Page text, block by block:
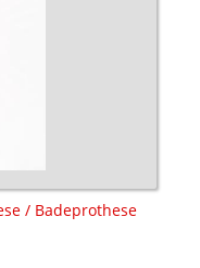
/ Badeprothese